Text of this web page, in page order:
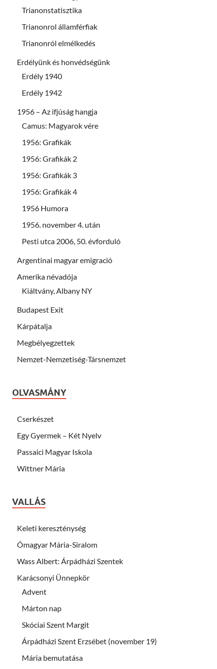
Trianonstatisztika
Trianonrol államférfiak
Trianonról elmélkedés
Erdélyünk és honvédségünk
Erdély 1940
Erdély 1942
1956 – Az ifjúság hangja
Camus: Magyarok vére
1956: Grafikák
1956: Grafikák 2
1956: Grafikák 3
1956: Grafikák 4
1956 Humora
1956. november 4. után
Pesti utca 2006, 50. évforduló
Argentinai magyar emigració
Amerika névadója
Kiáltvány, Albany NY
Budapest Exit
Kárpátalja
Megbélyegzettek
Nemzet-Nemzetiség-Társnemzet
OLVASMÁNY
Cserkészet
Egy Gyermek – Két Nyelv
Passaici Magyar Iskola
Wittner Mária
VALLÁS
Keleti kereszténység
Ómagyar Mária-Siralom
Wass Albert: Árpádházi Szentek
Karácsonyi Ünnepkör
Advent
Márton nap
Skóciai Szent Margit
Árpádházi Szent Erzsébet (november 19)
Mária bemutatása